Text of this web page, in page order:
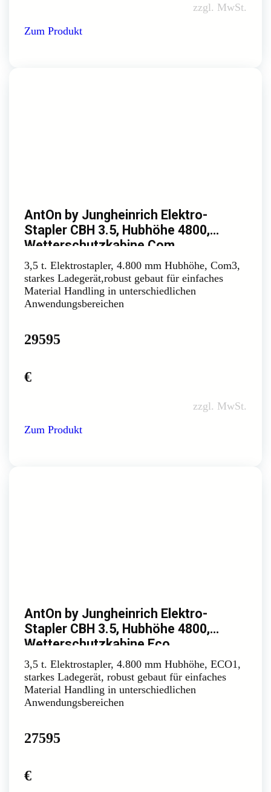
zzgl. MwSt.
Zum Produkt
AntOn by Jungheinrich Elektro-
Stapler CBH 3.5, Hubhöhe 4800,
Wetterschutzkabine Com
3,5 t. Elektrostapler, 4.800 mm Hubhöhe, Com3,
starkes Ladegerät,robust gebaut für einfaches
Material Handling in unterschiedlichen
Anwendungsbereichen
29595
€
zzgl. MwSt.
Zum Produkt
AntOn by Jungheinrich Elektro-
Stapler CBH 3.5, Hubhöhe 4800,
Wetterschutzkabine Eco
3,5 t. Elektrostapler, 4.800 mm Hubhöhe, ECO1,
starkes Ladegerät, robust gebaut für einfaches
Material Handling in unterschiedlichen
Anwendungsbereichen
27595
€